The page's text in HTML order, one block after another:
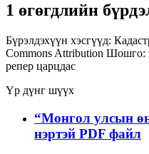
1 өгөгдлийн
Бүрэлдэхүүн хэсгүүд:
Commons Attribution Шошго:
репер царцдас
Үр дүнг шүүх
“Монгол улсын
нэртэй PDF файл